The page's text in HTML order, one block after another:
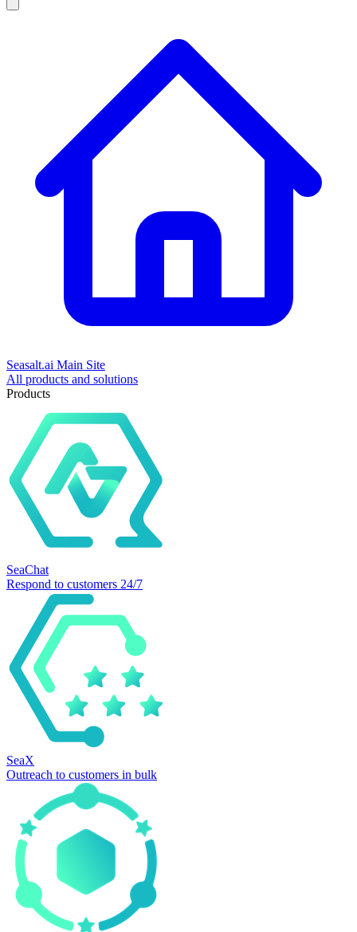
Seasalt.ai Main Site
All products and solutions
Products
SeaChat
Respond to customers 24/7
SeaX
Outreach to customers in bulk